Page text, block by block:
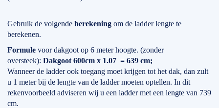
Gebruik de volgende berekening om de ladder lengte te
berekenen.
Formule voor dakgoot op 6 meter hoogte. (zonder
oversteek): Dakgoot 600cm x 1.07 = 639 cm;
Wanneer de ladder ook toegang moet krijgen tot het dak, dan zult
u 1 meter bij de lengte van de ladder moeten optellen. In dit
rekenvoorbeeld adviseren wij u een ladder met een lengte van 739
cm.